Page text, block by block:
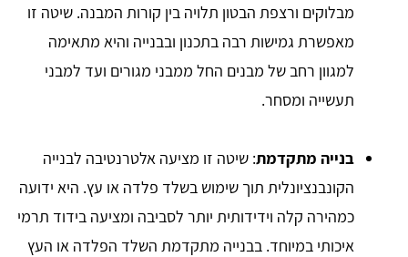
מבלוקים ורצפת הבטון תלויה בין קורות המבנה. שיטה זו
מאפשרת גמישות רבה בתכנון ובבנייה והיא מתאימה
למגוון רחב של מבנים החל ממבני מגורים ועד למבני
תעשייה ומסחר.
בנייה מתקדמת: שיטה זו מציעה אלטרנטיבה לבנייה
הקונבנציונלית תוך שימוש בשלד פלדה או עץ. היא ידועה
כמהירה קלה וידידותית יותר לסביבה ומציעה בידוד תרמי
איכותי במיוחד. בבנייה מתקדמת השלד הפלדה או העץ